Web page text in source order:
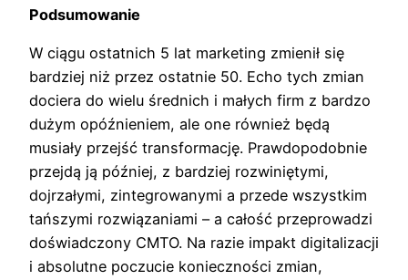
Podsumowanie
W ciągu ostatnich 5 lat marketing zmienił się
bardziej niż przez ostatnie 50. Echo tych zmian
dociera do wielu średnich i małych firm z bardzo
dużym opóźnieniem, ale one również będą
musiały przejść transformację. Prawdopodobnie
przejdą ją później, z bardziej rozwiniętymi,
dojrzałymi, zintegrowanymi a przede wszystkim
tańszymi rozwiązaniami – a całość przeprowadzi
doświadczony CMTO. Na razie impakt digitalizacji
i absolutne poczucie konieczności zmian,